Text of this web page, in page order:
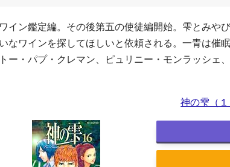
イン鑑定編。その後第五の使徒編開始。雫とみや
なワインを探してほしいと依頼される。一青は催
ー・パプ・クレマン、ピュリニー・モンラッシェ
神の雫（